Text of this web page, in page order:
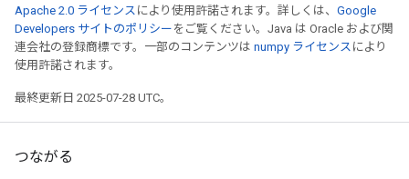
Apache 2.0 ライセンス により使用許諾されます。詳しくは、 Google
Developers サイトのポリシー をご覧ください。Java は Oracle および関
連会社の登録商標です。一部のコンテンツは numpy ライセンス により
使用許諾されます。
最終更新日 2025-07-28 UTC。
つながる